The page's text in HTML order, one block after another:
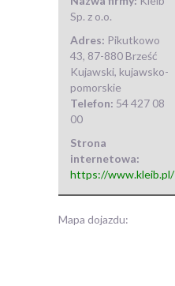
Sp. z o.o.
Adres: Pikutkowo
43, 87-880 Brześć
Kujawski, kujawsko-
pomorskie
Telefon: 54 427 08
00
Strona
internetowa:
https://www.kleib.pl/
Mapa dojazdu: